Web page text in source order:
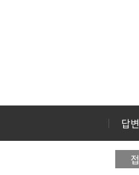
답